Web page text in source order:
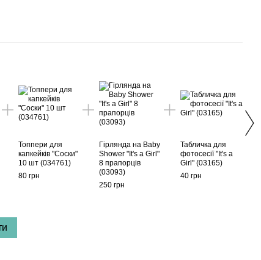
Топпери для
капкейків "Соски"
10 шт (034761)
80 грн
Гірлянда на Baby
Shower "It's a Girl"
8 прапорців
(03093)
250 грн
Табличка для
фотосесії "It's a
Girl" (03165)
40 грн